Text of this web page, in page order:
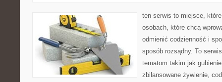
ten serwis to miejsce,
osobach, które chcą
odmienić codzienność i
sposób rozsądny. To
tematom takim jak
zbilansowane żywienie,